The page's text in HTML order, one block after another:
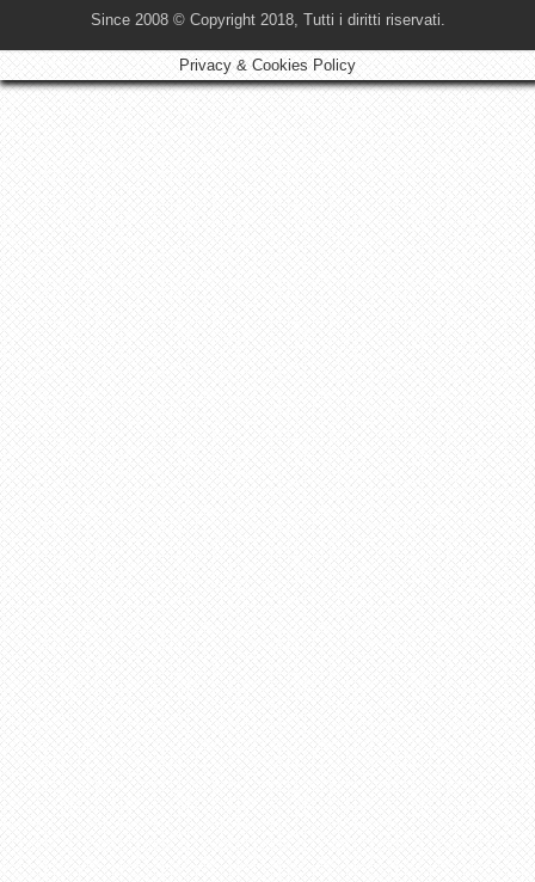
Since 2008 © Copyright 2018, Tutti i diritti riservati.
Privacy & Cookies Policy